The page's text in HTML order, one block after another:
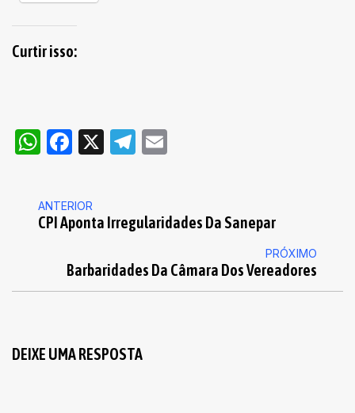
Curtir isso:
WhatsApp
Facebook
X Telegram
ANTERIOR
CPI Aponta Irregularidades Da Sanepar
PRÓXIMO
Barbaridades Da Câmara Dos Vereadores
DEIXE UMA RESPOSTA